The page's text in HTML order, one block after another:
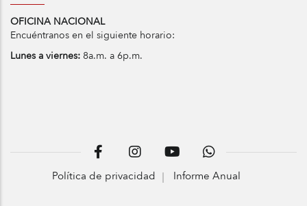
OFICINA NACIONAL
Encuéntranos en el siguiente horario:
Lunes a viernes: 8a.m. a 6p.m.
Política de privacidad Informe Anual